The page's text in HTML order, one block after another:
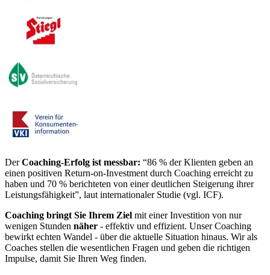
DerCoaching-Erfolg ist messbar: “86 % der Klienten geben an
einen positiven Return-on-Investment durch Coaching erreicht zu
haben und 70 % berichteten von einer deutlichen Steigerung ihrer
Leistungsfähigkeit”, laut internationaler Studie (vgl. ICF).
Coaching bringt Sie Ihrem Ziel mit einer Investition von nur
wenigen Stunden näher - effektiv und effizient. Unser Coaching
bewirkt echten Wandel - über die aktuelle Situation hinaus. Wir als
Coaches stellen die wesentlichen Fragen und geben die richtigen
Impulse, damit Sie Ihren Weg finden.